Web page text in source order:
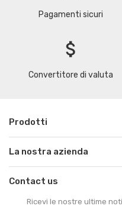
Pagamenti sicuri
attach_money
Convertitore di valuta
Prodotti
La nostra azienda
Contact us
Ricevi le nostre ultime